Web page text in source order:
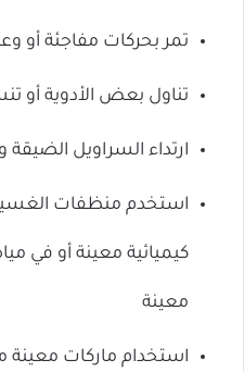
تمر بحركات مفاجئة أو
تناول بعض الأدوية أو
ارتداء السراويل الضيقة
استخدم منظفات
كيميائية معينة أو في
معينة
استخدام ماركات معينة